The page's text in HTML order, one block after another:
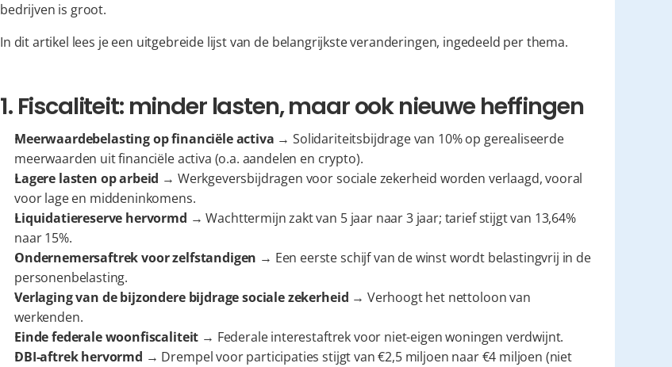
bedrijven is groot.
In dit artikel lees je een uitgebreide lijst van de belangrijkste veranderingen, ingedeeld per thema.
1. Fiscaliteit: minder lasten, maar ook nieuwe heffingen
Meerwaardebelasting op financiële activa → Solidariteitsbijdrage van 10% op gerealiseerde
meerwaarden uit financiële activa (o.a. aandelen en crypto).
Lagere lasten op arbeid → Werkgeversbijdragen voor sociale zekerheid worden verlaagd, vooral
voor lage en middeninkomens.
Liquidatiereserve hervormd → Wachttermijn zakt van 5 jaar naar 3 jaar; tarief stijgt van 13,64%
naar 15%.
Ondernemersaftrek voor zelfstandigen → Een eerste schijf van de winst wordt belastingvrij in de
personenbelasting.
Verlaging van de bijzondere bijdrage sociale zekerheid → Verhoogt het nettoloon van
werkenden.
Einde federale woonfiscaliteit → Federale interestaftrek voor niet-eigen woningen verdwijnt.
DBI-aftrek hervormd → Drempel voor participaties stijgt van €2,5 miljoen naar €4 miljoen (niet